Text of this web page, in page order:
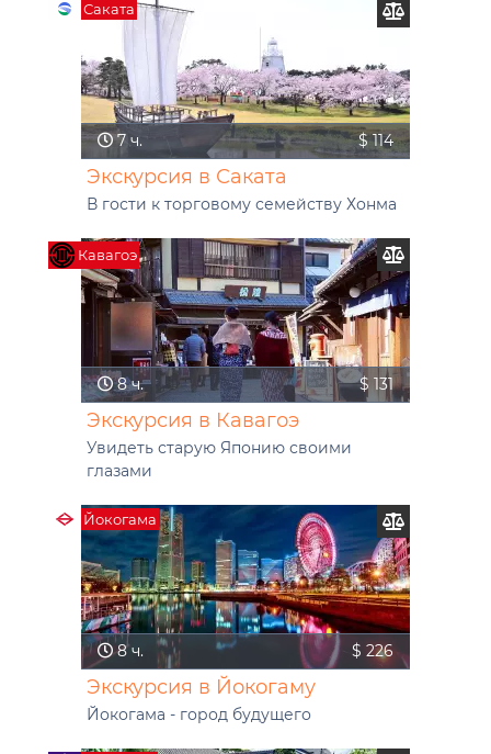
Саката
7 ч. $ 114
Экскурсия в Саката
В гости к торговому семейству Хонма
Кавагоэ
8 ч. $ 131
Экскурсия в Кавагоэ
Увидеть старую Японию своими
глазами
Йокогама
8 ч. $ 226
Экскурсия в Йокогаму
Йокогама - город будущего